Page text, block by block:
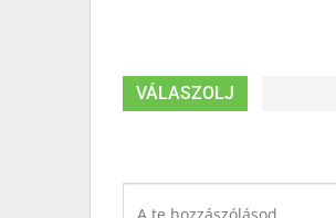
VÁLASZOLJ